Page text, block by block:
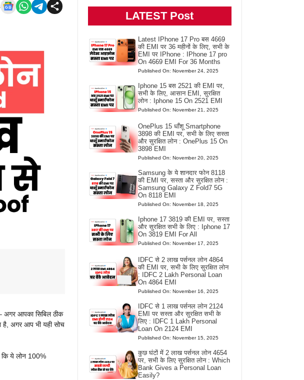
अगर आपका सिबिल ठीक
है, अगर आप भी यही सोच
ये लोन 100%
LATEST Post
Latest IPhone 17 Pro बस 4669
की EMI पर 36 महीनों के लिए, सभी के
EMI पर IPhone : IPhone 17 pro
On 4669 EMI For 36 Months
Published On: November 24, 2025
Iphone 15 बस 2521 की EMI पर,
सभी के लिए, आसान EMI, सुरक्षित
लोन : Iphone 15 On 2521 EMI
Published On: November 21, 2025
OnePlus 15 धाँशू Smartphone
3898 की EMI पर, सभी के लिए सस्ता
और सुरक्षित लोन : OnePlus 15 On
3898 EMI
Published On: November 20, 2025
Samsung के ये शानदार फोन 8118
की EMI पर, सस्ता और सुरक्षित लोन :
Samsung Galaxy Z Fold7 5G
On 8118 EMI
Published On: November 18, 2025
Iphone 17 3819 की EMI पर, सस्ता
और सुरक्षित सभी के लिए : Iphone 17
On 3819 EMI For All
Published On: November 17, 2025
IDFC से 2 लाख पर्सनल लोन 4864
की EMI पर, सभी के लिए सुरक्षित लोन
: IDFC 2 Lakh Personal Loan
On 4864 EMI
Published On: November 16, 2025
IDFC से 1 लाख पर्सनल लोन 2124
EMI पर सस्ता और सुरक्षित सभी के
लिए : IDFC 1 Lakh Personal
Loan On 2124 EMI
Published On: November 15, 2025
कुछ घंटों में 2 लाख पर्सनल लोन 4654
पर, सभी के लिए सुरक्षित लोन : Which
Bank Gives a Personal Loan
Easily?